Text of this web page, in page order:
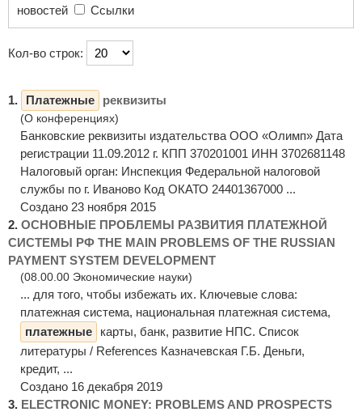
новостей
Ссылки
Кол-во строк:
1. Платежные реквизиты
(О конференциях)
Банковские реквизиты издательства ООО «Олимп» Дата
регистрации 11.09.2012 г. КПП 370201001 ИНН 3702681148
Налоговый орган: Инспекция Федеральной налоговой
службы по г. Иваново Код ОКАТО 24401367000 ...
Создано 23 ноября 2015
2. ОСНОВНЫЕ ПРОБЛЕМЫ РАЗВИТИЯ ПЛАТЕЖНОЙ
СИСТЕМЫ РФ THE MAIN PROBLEMS OF THE RUSSIAN
PAYMENT SYSTEM DEVELOPMENT
(08.00.00 Экономические науки)
... для того, чтобы избежать их. Ключевые слова:
платежная система, национальная платежная система,
платежные
карты, банк, развитие НПС. Список
литературы / References Казначевская Г.Б. Деньги,
кредит, ...
Создано 16 декабря 2019
3. ELECTRONIC MONEY: PROBLEMS AND PROSPECTS